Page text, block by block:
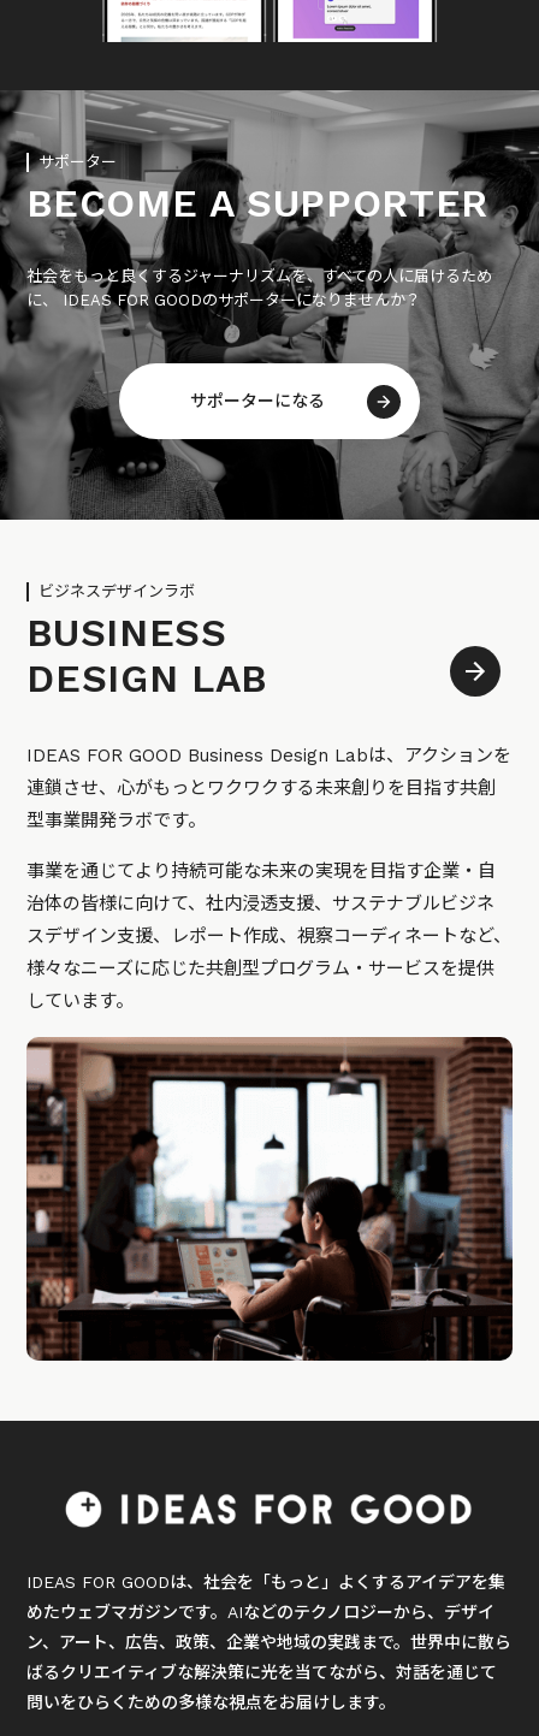
サポーター
BECOME A SUPPORTER
社会をもっと良くするジャーナリズムを、すべての人に届けるため
に、 IDEAS FOR GOODのサポーターになりませんか？
サポーターになる
ビジネスデザインラボ
BUSINESS
DESIGN LAB
IDEAS FOR GOOD Business Design Labは、アクションを
連鎖させ、心がもっとワクワクする未来創りを目指す共創
型事業開発ラボです。
事業を通じてより持続可能な未来の実現を目指す企業・自
治体の皆様に向けて、社内浸透支援、サステナブルビジネ
スデザイン支援、レポート作成、視察コーディネートなど、
様々なニーズに応じた共創型プログラム・サービスを提供
しています。
IDEAS FOR GOODは、社会を「もっと」よくするアイデアを集
めたウェブマガジンです。AIなどのテクノロジーから、デザイ
ン、アート、広告、政策、企業や地域の実践まで。世界中に散ら
ばるクリエイティブな解決策に光を当てながら、対話を通じて
問いをひらくための多様な視点をお届けします。